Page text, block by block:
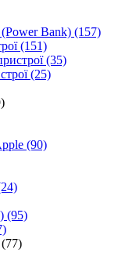
Bank) (157)
(151)
(35)
(25)
(90)
(95)